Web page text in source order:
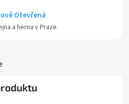
Otevřená
a herna v Praze